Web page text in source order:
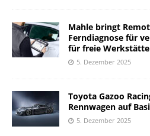
Mahle bringt
Ferndiagnose für
für freie
5. Dezember 2025
Toyota Gazoo
Rennwagen auf
5. Dezember 2025